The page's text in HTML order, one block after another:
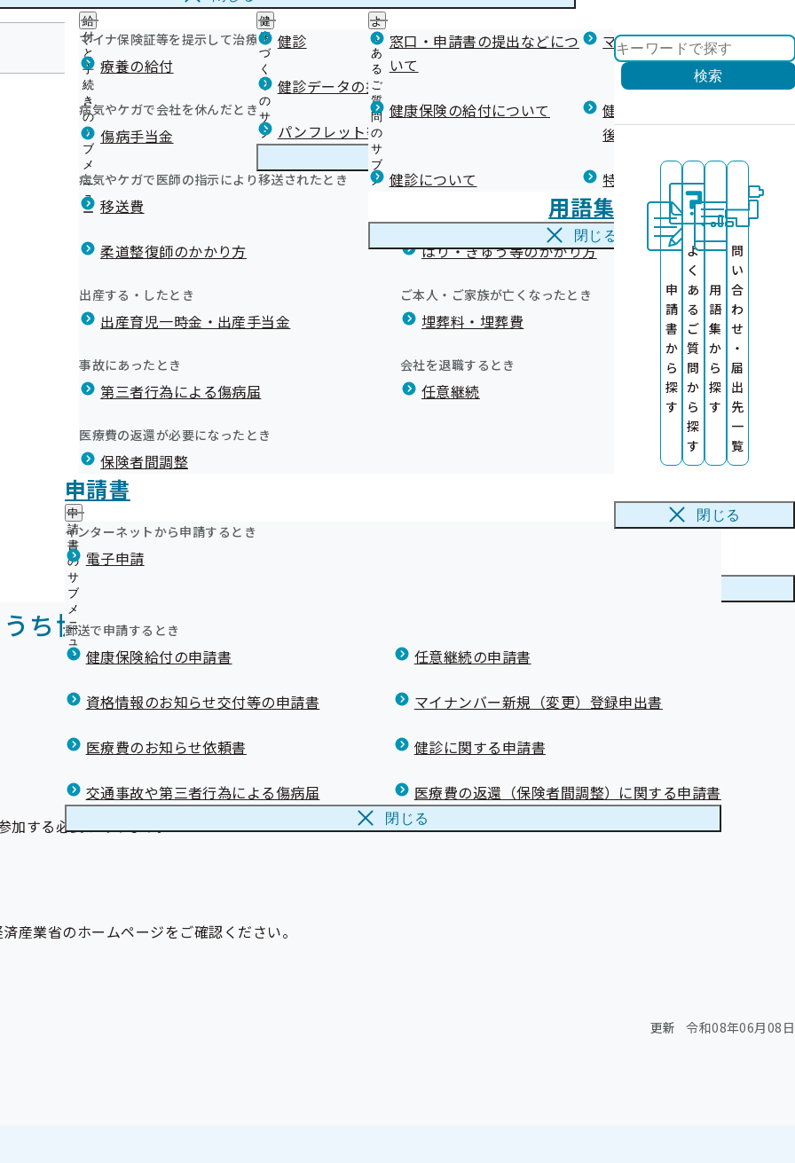
給
付
と
手
続
き
の
サ
ブ
メ
ニ
ュ
ー
マイナ保険証等を提示して治療を受けるとき
療養の給付
医療費が高額になりそう・なったとき
限度額適用認定・高額療養費・高額介護合算
病気やケガで会社を休んだとき
傷病手当金
医療費の全額を負担したとき
病気やケガで医師の指示により移送されたとき
移送費
海外で急な病気にかかり治療を受けたとき
柔道整復師のかかり方 はり・きゅう等のかかり方
出産する・したとき
出産育児一時金・出産手当金
ご本人・ご家族が亡くなったとき
埋葬料・埋葬費
事故にあったとき
第三者行為による傷病届
会社を退職するとき
任意継続
医療費の返還が必要になったとき
保険者間調整
申請書
申
請
書
の
サ
ブ
メ
ニ
ュ
ー
インターネットから申請するとき
電子申請
郵送で申請するとき
健康保険給付の申請書 任意継続の申請書
資格情報のお知らせ交付等の申請書 マイナンバー新規（変更）登録申出書
医療費のお知らせ依頼書 健診に関する申請書
交通事故や第三者行為による傷病届 医療費の返還（保険者間調整）に関する申請書
閉じる
健
康
づ
く
り
の
サ
ブ
メ
ュ
健診 健診を受けた後の健康づくり
健診データの提供について 健康宣言（コラボヘルス）
パンフレット等（広報） 健康づくりコラム
よ
く
あ
る
ご
質
問
の
サ
ブ
メ
窓口・申請書の提出などにつ
いて
マイナ保険証等関連について
健康保険の給付について
健康保険任意継続制度（退職
後の健康保険）について
健診について 特定保健指導について
用語集
閉じる
検索
申
請
書
か
ら
探
す
よ
く
あ
る
ご
質
問
か
ら
探
す
用
語
集
か
ら
探
す
問
い
合
わ
せ
・
届
出
先
一
覧
閉じる
埼玉支部
埼玉支部からのお知らせ
埼玉支部の健診・保健指導のご案内
埼
の
埼玉支部保健事業の外部委託について
埼玉支部重症化予防事業について
歯科保健事業の推進に向けた研究に関する覚書の締結について
定期健康診断(事業者健診)結果データを重症化予防事業に活用します
【保健指導】健診後の特定保健指導について
【保健指導】保健指導に関する個人情報の共同利用について
【事業所様へ】健康診断に基づく受診勧奨のお願い
【事業所様へ】被扶養者(ご家族)様への特定健康診査受診勧奨のお願い
【公募】令和9年度 人間ドック健診実施機関の公募について
健診実施機関一覧等
康
健康保険委員にご登録ください！
健康保険委員の皆様へ
健康に役立つ！医師会コラム集
健康づくり
イベント
お役立ち情報
健康づくり推進協議会
埼玉支部 第3期保健事業実施計画（データヘルス計画）
協会けんぽ埼玉だより（納入告知書同封リーフレット）
歯と口の健康づくりについて
健康保険被保険者証の記号変換
動画コンテンツ
申請書の書き方動画
外国人加入者様向けリーフレット（多言語案内 Multilingual）
保険証の回収・返却についてのお願い
仕事中や通勤途中にケガや病気をしたときは健康保険を使用できません
年金事務所内の協会けんぽ出張窓口は終了いたしました
限度額適用認定証などの窓口交付に関するお知らせ
インセンティブ制度について
上手な医療のかかり方について
ジェネリック医薬品について
健康保険の記号・番号および保険者番号の確認方法
メールマガジン
《退職》退職後の資格確認書の取り扱いについて【事業所の担当者様・
埼玉支部公式LINEについて（バックナンバー）
統計情報
埼玉支部について
所在地・連絡先
調達情報
採用情報
個人情報保護
地方自治体及び関係団体との連携協定
情報公開
評議会
事務処理誤り
リンク集
会けんぽ埼玉支部加入の368社が認定されました!
れました。
健康課題に即した取り組みや日本健康会議が進める健康増進の取り組みをもとに、特に優良な健康経営を実践してい
「中小規模法人部門」の2部門で構成されています。また、「大規模法人部門」のうち上位500法人には「ホワイト
中小規模法人部門」に321事業所、「ブライト500」に8事業所、「ネクストブライト1000」に23事業所が「健康経
ち協会けんぽ埼玉支部加入事業所
加する必要があります。
産業省のホームページをご確認ください。
更新 令和08年06月08日